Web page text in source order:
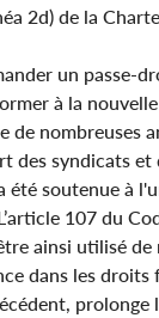
2d) de la Charte.
un passe-
à la
de nombreuses
des syndicats et
été soutenue à
107 du
ainsi utilisé de
dans les droits
prolonge